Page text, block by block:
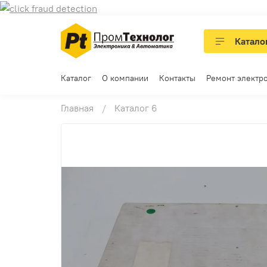
Каталог О компании Контакты Ремонт
Главная Каталог 6